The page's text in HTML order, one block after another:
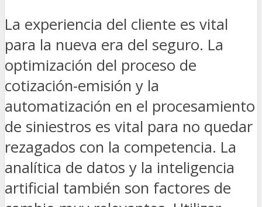
La experiencia del cliente es vital
para la nueva era del seguro. La
optimización del proceso de
cotización-emisión y la
automatización en el procesamiento
de siniestros es vital para no quedar
rezagados con la competencia. La
analítica de datos y la inteligencia
artificial también son factores de